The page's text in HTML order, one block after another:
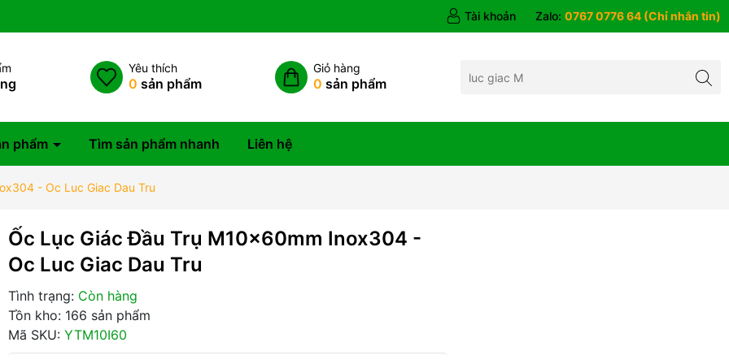
Tài khoản Zalo: 0767 0776 64 (Chỉ nhắn tin)
Yêu thích
0 sản phẩm
Giỏ hàng
0 sản phẩm
phẩm Tìm sản phẩm nhanh Liên hệ
- Oc Luc Giac Dau Tru
Ốc Lục Giác Đầu Trụ M10x60mm Inox304 -
Oc Luc Giac Dau Tru
Tình trạng: Còn hàng
Tồn kho: 166 sản phẩm
Mã SKU: YTM10I60